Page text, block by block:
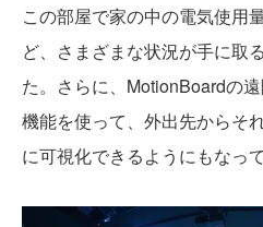
この部屋で家の中の電気使用
ど、さまざまな状況が手に取
た。さらに、MotionBoardの
機能を使って、外出先からそ
に可視化できるようにもなって